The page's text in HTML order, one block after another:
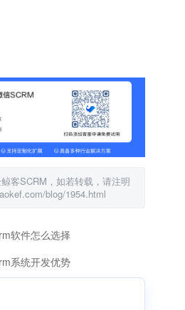
客SCRM，如若转载，请注明
blog/1954.html
软件怎么选择
系统开发优势